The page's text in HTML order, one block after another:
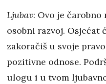
Ljubav: Ovo je
osobni razvoj. Osjećat
zakoračiš u svoje
pozitivne odnose.
ulogu i u tvom